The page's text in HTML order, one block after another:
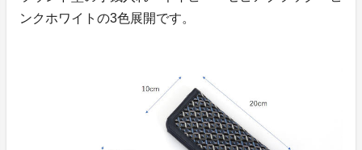
ンクホワイトの3色展開です。